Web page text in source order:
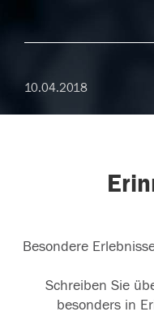
10.04.2018
Besondere
Schreiben Sie
besonders in